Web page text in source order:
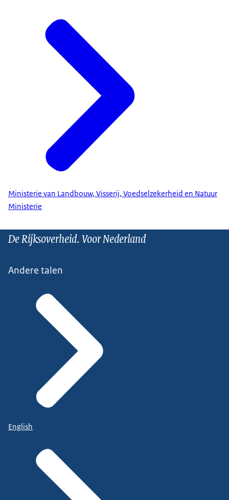
Ministerie van Landbouw, Visserij, Voedselzekerheid en Natuur
Ministerie
De Rijksoverheid. Voor Nederland
Andere talen
English